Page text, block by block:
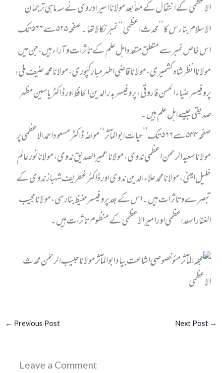
الاعظمی کے انتقال کے معاً بعد مولانا اسیر ادروی نے سہ ماہی ترجمان
الاسلام بنارس کا ’’محدث اعظمی ‘‘ نمبر نکالا تھا ۔ صفحہ ۵۲۵ سے ۵۴۴ تک
اس خاص نمبر سے متعلق متعدد اہل علم کے تاثرات وآراء ہیں ، جن میں
مولانا انظر شاہ کشمیری ،مولانا قاضی اطہر مبارکپوری، مولانا محمد حنیف ملی،
پروفیسر ضیاء الحسن فاروقی ، پروفیسر بدرالدین الحافظ اور ڈاکٹر یاسین مظہر
صدیقی جیسے اہل علم ہیں۔
صفحہ ۵۴۴ سے ۵۶۶ تک ’’ حیات ابوالمآثر‘‘ مولفہ ڈاکٹر مسعود احمد الاعظمی پر
مولانا سعید الرحمن اعظمی ندوی،مولانا عمیر الصدیق ندوی،مولانا نور عالم
خلیل امینی، مولانا محمد علاء الدین ندوی اور ڈاکٹر غطریف شہباز ندوی کے
تبصرے وتاثرات ہیں ۔اس کے بعد پروفیسر حفیظ بنارسی ، مولانا مجیب
الغفار اسعد اعظمی اور امیرالاعظمی کے منظوم تاثرات ہیں ۔
← Previous Post Next Post →
Leave a Comment